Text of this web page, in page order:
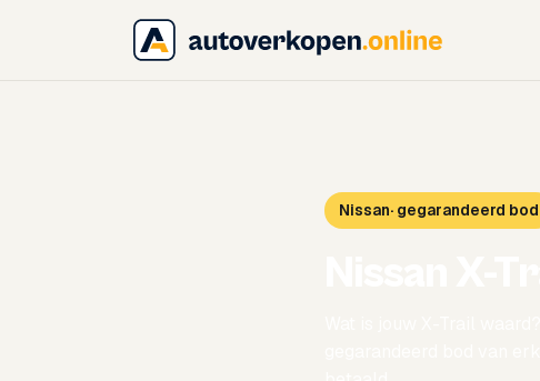
Nissan· gegarandeerd bod